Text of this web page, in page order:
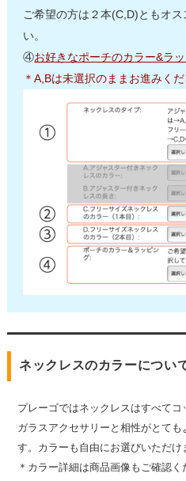
ご希望の方は２本(C,D)ともオ
い。
④お好きなポーチのカラー&ラ
＊A,Bは未選択のままお進みくだ
ネックレスのカラーについ
プレーゴではネックレスはすべてコ
ガラスアクセサリーと相性がとて
す。カラーも自由にお選びいただけ
＊カラー詳細は商品画像もご確認く